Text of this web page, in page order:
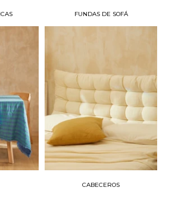
FUNDAS DE SOFÁ
CABECEROS